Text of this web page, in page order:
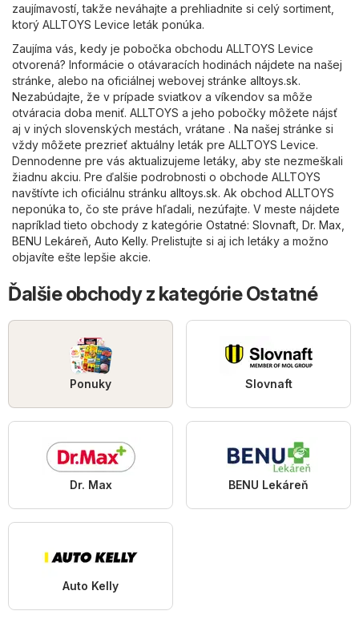
zaujímavostí, takže neváhajte a prehliadnite si celý sortiment,
ktorý ALLTOYS Levice leták ponúka.
Zaujíma vás, kedy je pobočka obchodu ALLTOYS Levice
otvorená? Informácie o otávaracích hodinách nájdete na našej
stránke, alebo na oficiálnej webovej stránke alltoys.sk.
Nezabúdajte, že v prípade sviatkov a víkendov sa môže
otváracia doba meniť. ALLTOYS a jeho pobočky môžete nájsť
aj v iných slovenských mestách, vrátane . Na našej stránke si
vždy môžete prezrieť aktuálny leták pre ALLTOYS Levice.
Dennodenne pre vás aktualizujeme letáky, aby ste nezmeškali
žiadnu akciu. Pre ďalšie podrobnosti o obchode ALLTOYS
navštívte ich oficiálnu stránku alltoys.sk. Ak obchod ALLTOYS
neponúka to, čo ste práve hľadali, nezúfajte. V meste nájdete
napríklad tieto obchody z kategórie Ostatné: Slovnaft Dr. Max
BENU Lekáreň Auto Kelly. Prelistujte si aj ich letáky a možno
objavíte ešte lepšie akcie.
Ďalšie obchody z kategórie Ostatné
Ponuky Slovnaft
Dr. Max BENU Lekáreň
Auto Kelly